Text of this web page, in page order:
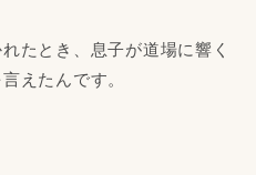
たとき、息子が道場に響く
えたんです。